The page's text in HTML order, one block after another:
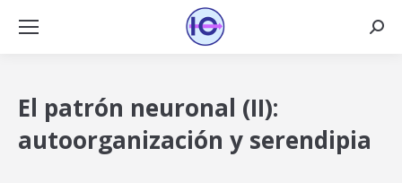
El patrón neuronal (II):
autoorganización y serendipia